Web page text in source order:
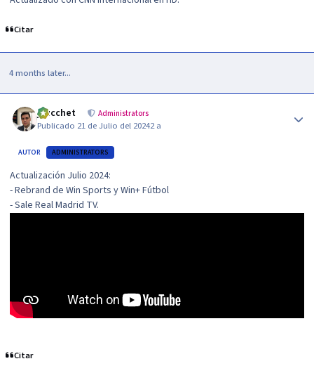
Citar
4 months later...
jzucchet Administrators
Publicado 21 de Julio del 20242 a
AUTOR ADMINISTRATORS
Actualización Julio 2024:
- Rebrand de Win Sports y Win+ Fútbol
- Sale Real Madrid TV.
Citar